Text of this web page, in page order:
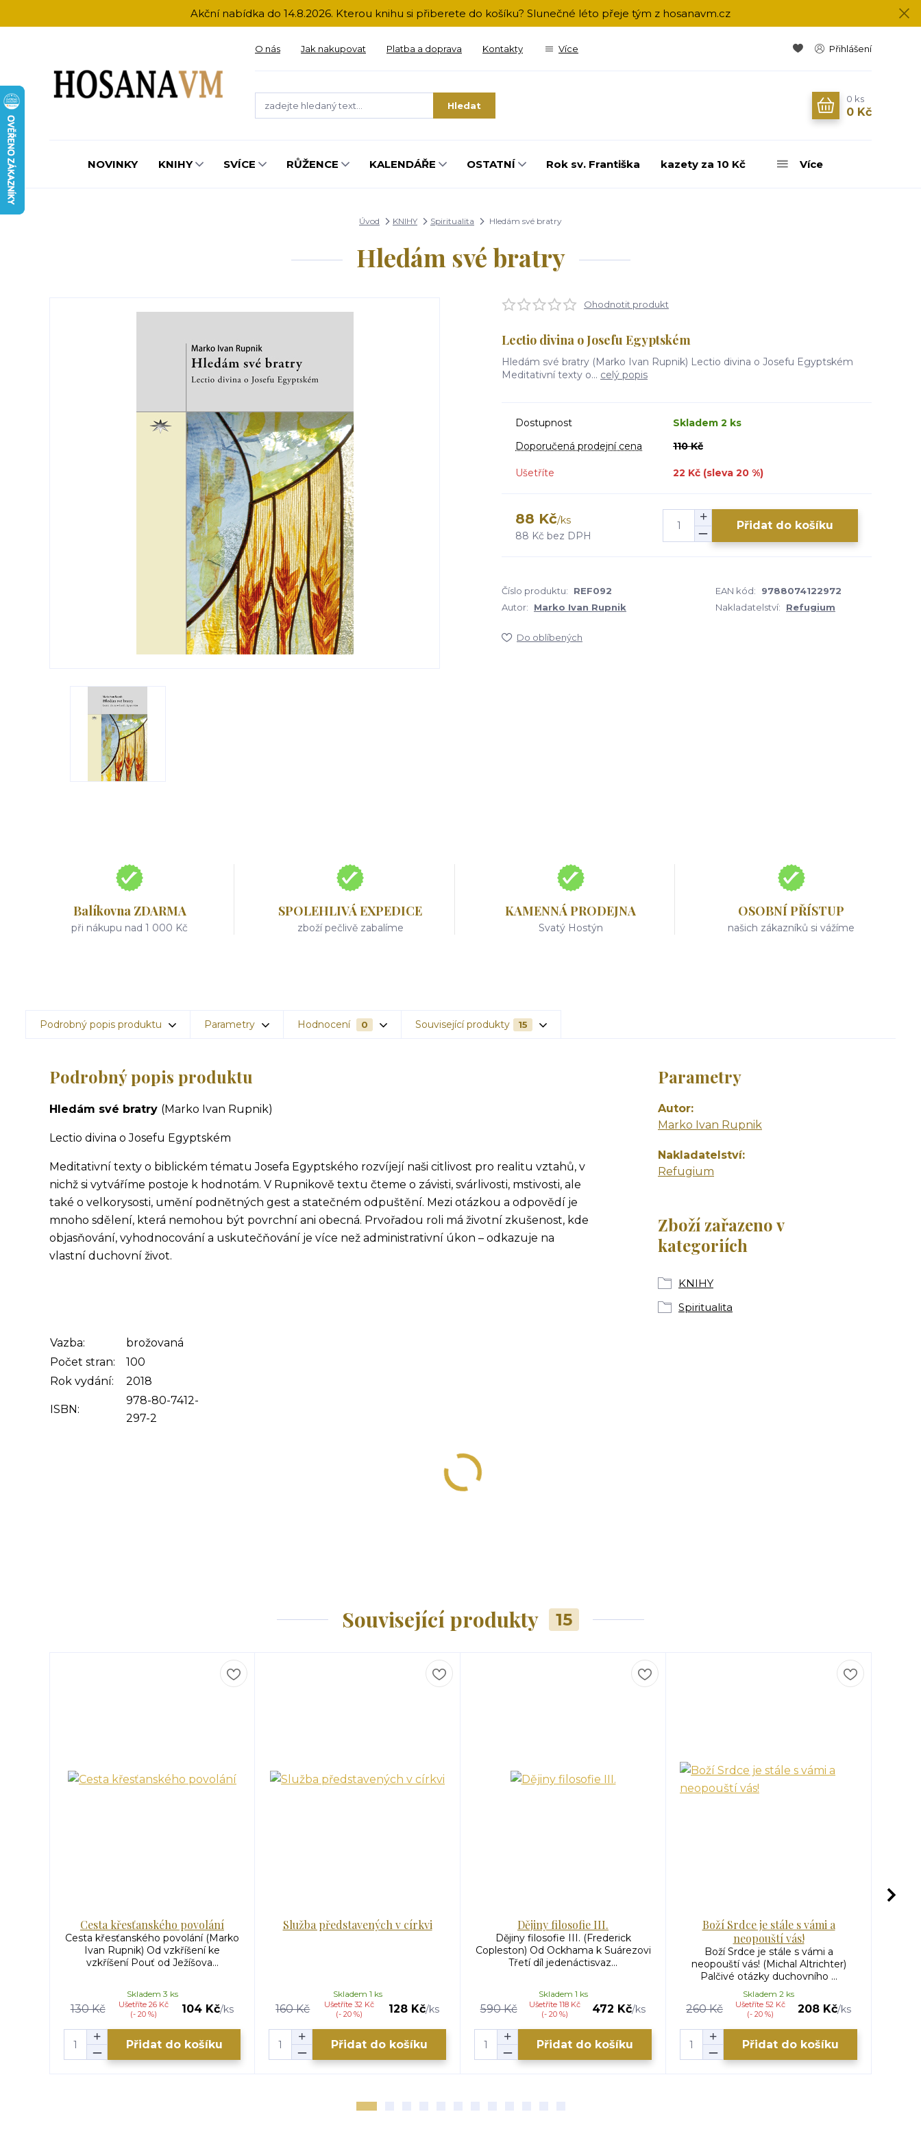
Akční nabídka do 14.8.2026. Kterou knihu si přiberete do košíku? Slunečné léto přeje tým z hosanavm.cz
O nás Jak nakupovat Platba a doprava Kontakty Více Přihlášení
Hledat
0 ks
0 Kč
NOVINKY KNIHY SVÍCE RŮŽENCE KALENDÁŘE OSTATNÍ Rok sv. Františka kazety za 10 Kč Více
Úvod KNIHY Spiritualita Hledám své bratry
Hledám své bratry
Ohodnotit produkt
Lectio divina o Josefu Egyptském
Hledám své bratry (Marko Ivan Rupnik) Lectio divina o Josefu Egyptském
Meditativní texty o... celý popis
Dostupnost
Skladem 2 ks
Doporučená prodejní cena
110 Kč
Ušetříte 22 Kč (sleva 20 %)
88 Kč/ks
88 Kč bez DPH
Přidat do košíku
Číslo produktu: REF092 EAN kód:
9788074122972
Autor:
Marko Ivan Rupnik Nakladatelství: Refugium
Do oblíbených
Balíkovna ZDARMA
při nákupu nad 1 000 Kč
SPOLEHLIVÁ EXPEDICE
zboží pečlivě zabalíme
KAMENNÁ PRODEJNA
Svatý Hostýn
OSOBNÍ PŘÍSTUP
našich zákazníků si vážíme
Podrobný popis produktu Parametry Hodnocení 0 Související produkty 15
Podrobný popis produktu
Hledám své bratry (Marko Ivan Rupnik)
Lectio divina o Josefu Egyptském
Meditativní texty o biblickém tématu Josefa Egyptského rozvíjejí naši citlivost pro realitu vztahů, v
nichž si vytváříme postoje k hodnotám. V Rupnikově textu čteme o závisti, svárlivosti, mstivosti, ale
také o velkorysosti, umění podnětných gest a statečném odpuštění. Mezi otázkou a odpovědí je
mnoho sdělení, která nemohou být povrchní ani obecná. Prvořadou roli má životní zkušenost, kde
objasňování, vyhodnocování a uskutečňování je více než administrativní úkon – odkazuje na
vlastní duchovní život.
Vazba:
brožovaná
Počet stran:
100
Rok vydání:
2018
ISBN:
978-80-7412-
297-2
Parametry
Autor
Marko Ivan Rupnik
Nakladatelství
Refugium
Zboží zařazeno v
kategoriích
KNIHY
Spiritualita
Související produkty 15
Cesta křesťanského povolání
Cesta křesťanského povolání (Marko
Ivan Rupnik) Od vzkříšení ke
vzkříšení Pouť od Ježíšova...
130 Kč
Ušetříte 26 Kč
(- 20 %)
104 Kč/ks
Skladem 3 ks
Přidat do košíku
Služba představených v církvi
160 Kč
Ušetříte 32 Kč
(- 20 %)
128 Kč/ks
Skladem 1 ks
Přidat do košíku
Dějiny filosofie III.
Dějiny filosofie III. (Frederick
Copleston) Od Ockhama k Suárezovi
Třetí díl jedenáctisvaz...
590 Kč
Ušetříte 118 Kč
(- 20 %)
472 Kč/ks
Skladem 1 ks
Přidat do košíku
Boží Srdce je stále s vámi a
neopouští vás!
Boží Srdce je stále s vámi a
neopouští vás! (Michal Altrichter)
Palčivé otázky duchovního ...
260 Kč
Ušetříte 52 Kč
(- 20 %)
208 Kč/ks
Skladem 2 ks
Přidat do košíku